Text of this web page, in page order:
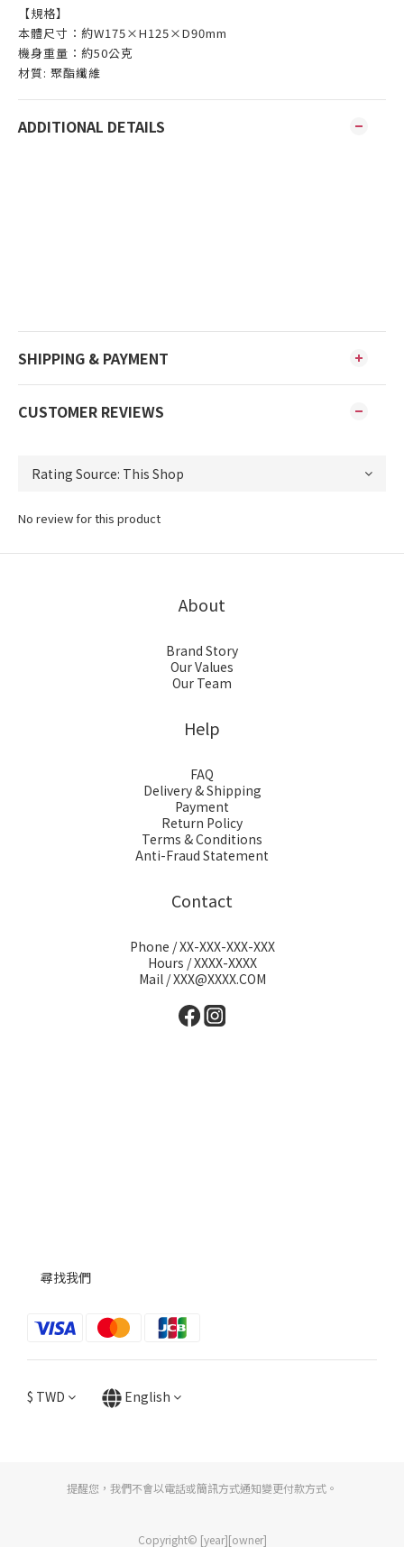
【規格】
本體尺寸：約W175×H125×D90mm
機身重量：約50公克
材質: 聚酯纖維
ADDITIONAL DETAILS
SHIPPING & PAYMENT
CUSTOMER REVIEWS
No review for this product
About
Brand Story
Our Values
Our Team
Help
FAQ
Delivery & Shipping
Payment
Return Policy
Terms & Conditions
Anti-Fraud Statement
Contact
Phone / XX-XXX-XXX-XXX
Hours / XXXX-XXXX
Mail / XXX@XXXX.COM
尋找我們
$ TWD English
提醒您，我們不會以電話或簡訊方式通知變更付款方式。
Copyright© [year][owner]